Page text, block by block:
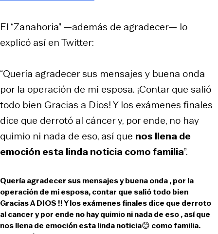
El “Zanahoria” —además de agradecer— lo
explicó así en Twitter:
“Quería agradecer sus mensajes y buena onda
por la operación de mi esposa. ¡Contar que salió
todo bien Gracias a Dios! Y los exámenes finales
dice que derrotó al cáncer y, por ende, no hay
quimio ni nada de eso, así que nos llena de
emoción esta linda noticia como familia”.
Quería agradecer sus mensajes y buena onda , por la
operación de mi esposa, contar que salió todo bien
Gracias A DIOS !! Y los exámenes finales dice que derroto
al cancer y por ende no hay quimio ni nada de eso , así que
nos llena de emoción esta linda noticia😊 como familia.